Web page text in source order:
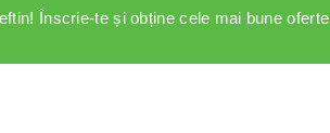
Înscrie-te și obține cele mai bune oferte